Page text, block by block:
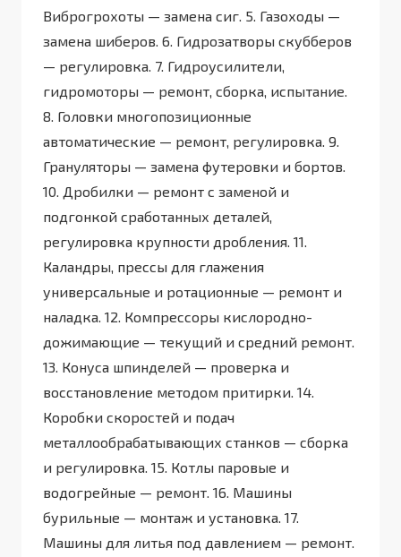
Виброгрохоты — замена сиг. 5. Газоходы —
замена шиберов. 6. Гидрозатворы скубберов
— регулировка. 7. Гидроусилители,
гидромоторы — ремонт, сборка, испытание.
8. Головки многопозиционные
автоматические — ремонт, регулировка. 9.
Грануляторы — замена футеровки и бортов.
10. Дробилки — ремонт с заменой и
подгонкой сработанных деталей,
регулировка крупности дробления. 11.
Каландры, прессы для глажения
универсальные и ротационные — ремонт и
наладка. 12. Компрессоры кислородно-
дожимающие — текущий и средний ремонт.
13. Конуса шпинделей — проверка и
восстановление методом притирки. 14.
Коробки скоростей и подач
металлообрабатывающих станков — сборка
и регулировка. 15. Котлы паровые и
водогрейные — ремонт. 16. Машины
бурильные — монтаж и установка. 17.
Машины для литья под давлением — ремонт.